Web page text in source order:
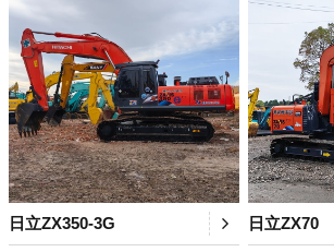
日立ZX350-3G 日立ZX70